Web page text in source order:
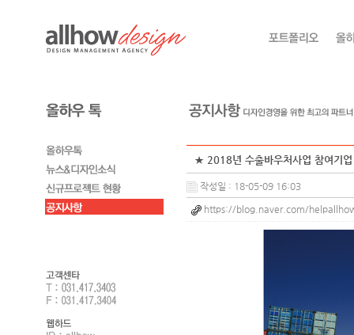
★ 2018년 수출바우처사업 참여기
작성일 : 18-05-09 16:03
https://blog.naver.com/